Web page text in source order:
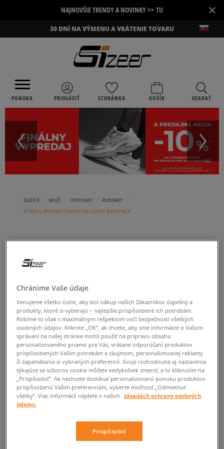
NAJNOVŠIE TRENDY A NOVINKY >> TU ×
30 DNÍ NA VÝMENU A VRÁTENIE TOVARU
PONUKA PRIHLÁSIŤ SCHRÁNKA KOŠÍK HĽADAŤ
SIZEER MUŽI DOPLNKY RUKSAKY
O'NEILL RUKSAK COASTLINE LOGO BACKPACK
Chránime Vaše údaje
Venujeme všetko úsilie, aby bol nákup našich Zákazníkov úspešný a
produkty, ktoré si vyberajú – najlepšie prispôsobené ich potrebám.
Robíme to však s maximálnym rešpektom voči bezpečnosti všetkých
osobných údajov. Kliknite „OK”, ak chcete, aby sme informácie o Vašom
správaní na našej stránke mohli použiť na prípravu obsahu
personalizovaného priamo pre Vás, vrátane odporúčaní produktov
prispôsobených Vašim potrebám a záujmom, personalizovanej reklamy
či zapamätania si vybraných preferencií. Svoje rozhodnutie aj nastavenia
týkajúce sa súborov cookie môžete kedykoľvek zmeniť, a to kliknutím na
„Prispôsobiť”. Ak nechcete dostávať personalizovanú ponuku produktov
prispôsobenú Vašim preferenciám, vyberte možnosť „Odmietnuť
všetky”. Viac informácií nájdete v našich
zásadách ochrany osobných
údajov.
Prispôsobiť